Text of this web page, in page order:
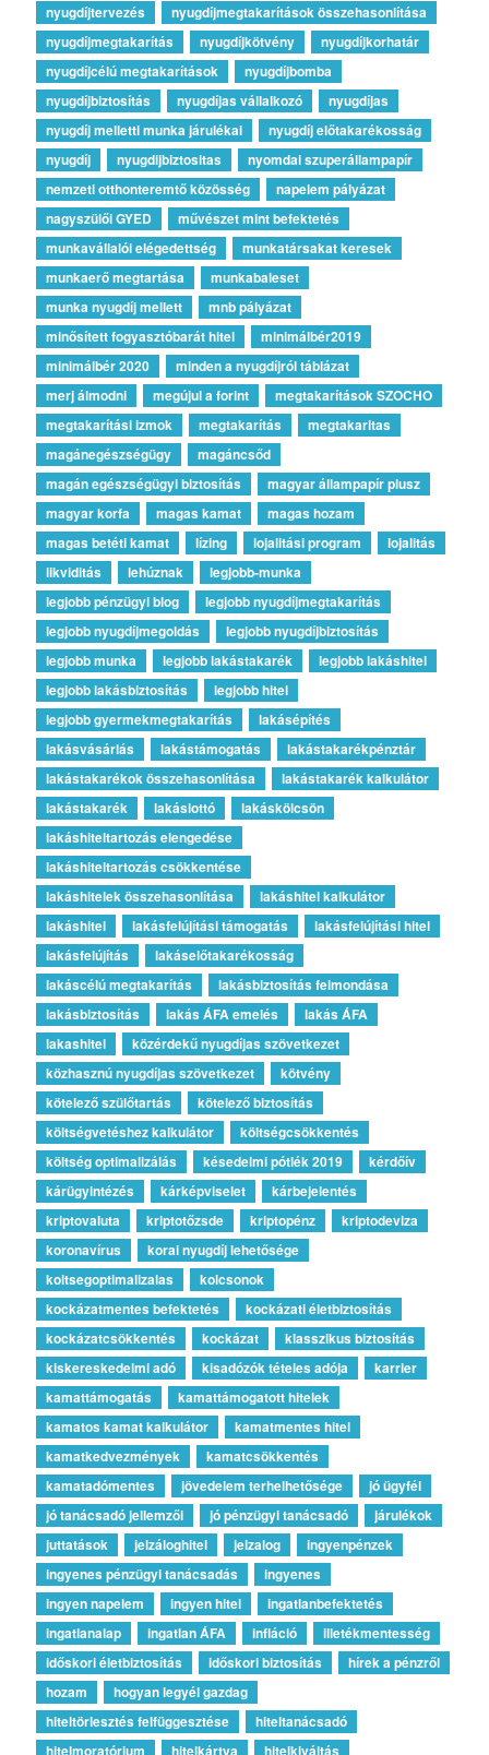
nyugdíjtervezés
nyugdíjmegtakarítások összehasonlítása
nyugdíjmegtakarítás
nyugdíjkötvény
nyugdíjkorhatár
nyugdíjcélú megtakarítások
nyugdíjbomba
nyugdíjbiztosítás
nyugdíjas vállalkozó
nyugdíjas
nyugdíj melletti munka járulékai
nyugdíj előtakarékosság
nyugdíj
nyugdijbiztositas
nyomdai szuperállampapír
nemzeti otthonteremtő közösség
napelem pályázat
nagyszülői GYED
művészet mint befektetés
munkavállalói elégedettség
munkatársakat keresek
munkaerő megtartása
munkabaleset
munka nyugdíj mellett
mnb pályázat
minősített fogyasztóbarát hitel
minimálbér2019
minimálbér 2020
minden a nyugdíjról táblázat
merj álmodni
megújul a forint
megtakarítások SZOCHO
megtakarítási izmok
megtakarítás
megtakaritas
magánegészségügy
magáncsőd
magán egészségügyi biztosítás
magyar állampapír plusz
magyar korfa
magas kamat
magas hozam
magas betéti kamat
lízing lojalitási program
lojalitás
likviditás
lehúznak
legjobb-munka
legjobb pénzügyi blog
legjobb nyugdíjmegtakarítás
legjobb nyugdíjmegoldás
legjobb nyugdíjbiztosítás
legjobb munka
legjobb lakástakarék
legjobb lakáshitel
legjobb lakásbiztosítás
legjobb hitel
legjobb gyermekmegtakarítás
lakásépítés
lakásvásárlás
lakástámogatás
lakástakarékpénztár
lakástakarékok összehasonlítása
lakástakarék kalkulátor
lakástakarék
lakáslottó
lakáskölcsön
lakáshiteltartozás elengedése
lakáshiteltartozás csökkentése
lakáshitelek összehasonlítása
lakáshitel kalkulátor
lakáshitel
lakásfelújítási támogatás
lakásfelújítási hitel
lakásfelújítás
lakáselőtakarékosság
lakáscélú megtakarítás
lakásbiztosítás felmondása
lakásbiztosítás
lakás ÁFA emelés
lakás ÁFA
lakashitel
közérdekű nyugdíjas szövetkezet
közhasznú nyugdíjas szövetkezet
kötvény
kötelező szülőtartás
kötelező biztosítás
költségvetéshez kalkulátor
költségcsökkentés
költség optimalizálás
késedelmi pótlék 2019
kérdőív
kárügyintézés
kárképviselet
kárbejelentés
kriptovaluta
kriptotőzsde kriptopénz
kriptodeviza
koronavírus
korai nyugdíj lehetősége
koltsegoptimalizalas
kolcsonok
kockázatmentes befektetés
kockázati életbiztosítás
kockázatcsökkentés
kockázat
klasszikus biztosítás
kiskereskedelmi adó
kisadózók tételes adója
karrier
kamattámogatás
kamattámogatott hitelek
kamatos kamat kalkulátor
kamatmentes hitel
kamatkedvezmények
kamatcsökkentés
kamatadómentes
jövedelem terhelhetősége
jó ügyfél
jó tanácsadó jellemzői
jó pénzügyi tanácsadó
járulékok
juttatások
jelzáloghitel jelzalog
ingyenpénzek
ingyenes pénzügyi tanácsadás
ingyenes
ingyen napelem
ingyen hitel
ingatlanbefektetés
ingatlanalap
ingatlan ÁFA infláció
illetékmentesség
időskori életbiztosítás
időskori biztosítás
hírek a pénzről
hozam
hogyan legyél gazdag
hiteltörlesztés felfüggesztése
hiteltanácsadó
hitelmoratórium
hitelkártya
hitelkiváltás